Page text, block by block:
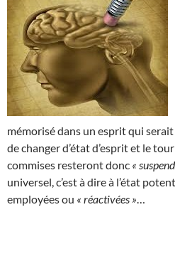
mémorisé dans un esprit qui serait
de changer d’état d’esprit et le
commises resteront donc «
universel, c’est à dire à l’état
employées ou « réactivées »